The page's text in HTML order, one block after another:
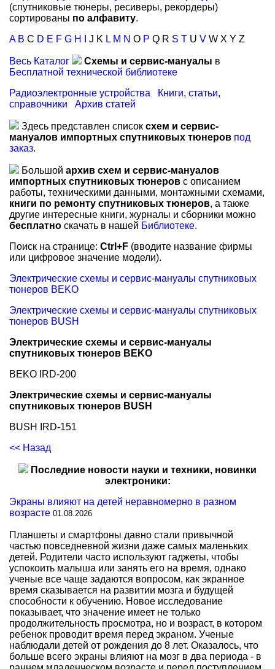
(спутниковые тюнеры, ресиверы, рекордеры)
сортированы по алфавиту.
A B C D E F G H J K L M N O P Q R S T U V W X Y Z
Весь Каталог Схемы и сервис-мануалы в
Бесплатной технической библиотеке
Радиоэлектронные устройства
Книги, статьи,
справочники
Архив статей
Здесь представлен список схем и сервис-
мануалов импортных спутниковых тюнеров под
заказ.
Большой архив схем и сервис-мануалов
импортных спутниковых тюнеров с описанием
работы, техническими данными, монтажными схемами,
книги по ремонту спутниковых тюнеров, а также
другие интересные книги, журналы и сборники можно
бесплатно скачать в нашей Библиотеке.
Поиск на странице: Ctrl+F (вводите название фирмы
или цифровое значение модели).
Электрические схемы и сервис-мануалы спутниковых
тюнеров BEKO
Электрические схемы и сервис-мануалы спутниковых
тюнеров BUSH
Электрические схемы и сервис-мануалы
спутниковых тюнеров BEKO
BEKO IRD-200
Электрические схемы и сервис-мануалы
спутниковых тюнеров BUSH
BUSH IRD-151
<< Назад
Последние новости науки и техники, новинки
электроники:
Экраны влияют на детей неравномерно в разном
возрасте 01.08.2026
Планшеты и смартфоны давно стали привычной
частью повседневной жизни даже самых маленьких
детей. Родители часто используют гаджеты, чтобы
успокоить малыша или занять его на время, однако
ученые все чаще задаются вопросом, как экранное
время сказывается на развитии мозга и будущей
способности к обучению. Новое исследование
показывает, что значение имеет не только
продолжительность просмотра, но и возраст, в котором
ребенок проводит время перед экраном. Ученые
наблюдали детей от рождения до 8 лет. Оказалось, что
больше всего экраны влияют на мозг в два периода - в